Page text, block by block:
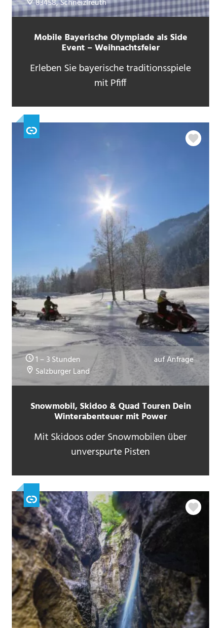
Mobile Bayerische Olympiade als Side
Event – Weihnachtsfeier
Erleben Sie bayerische traditionsspiele
mit Pfiff
83458, Schneizlreuth
Snowmobil, Skidoo & Quad Touren Dein
Winterabenteuer mit Power
Mit Skidoos oder Snowmobilen über
unverspurte Pisten
1 – 3 Stunden
auf Anfrage
Salzburger Land